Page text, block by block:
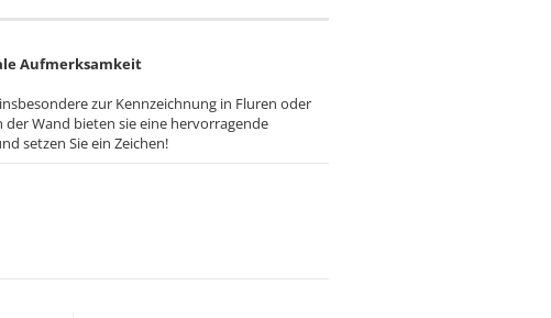
Aufmerksamkeit
zur Kennzeichnung in Fluren oder
Wand bieten sie eine hervorragende
setzen Sie ein Zeichen!